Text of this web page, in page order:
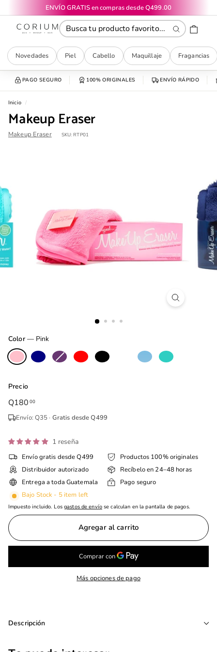
directamente
contenido
diapositivas
pausa
ENVÍO GRATIS en compras desde Q499.00
CORIUM
Buscar
Novedades
Piel Cabello Maquillaje Fragancias
PAGO SEGURO 100% ORIGINALES ENVÍO RÁPIDO
Inicio /
Makeup Eraser
Makeup Eraser SKU: RTP01
Color — Pink
Precio
Precio
Q180 00Q180.00
Envío: Q35 · Gratis desde Q499
1 reseña
Envío gratis desde Q499
Productos 100% originales
Distribuidor autorizado
Recíbelo en 24–48 horas
Entrega a toda Guatemala
Pago seguro
Bajo Stock - 5 item left
Impuesto incluido. Los gastos de envíose calculan en la pantalla de pagos.
Agregar al carrito
Más opciones de pago
Descripción